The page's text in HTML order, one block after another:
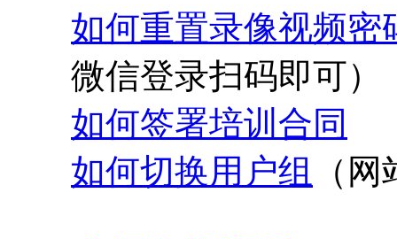
如何重置录像视频密
微信登录扫码即可）
如何签署培训合同
如何切换用户组
（